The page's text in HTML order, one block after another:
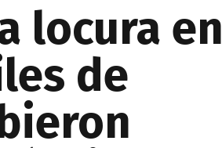
locura en
de